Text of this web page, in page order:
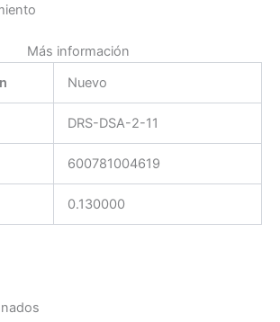
Más información
Nuevo
DRS-DSA-2-11
600781004619
0.130000